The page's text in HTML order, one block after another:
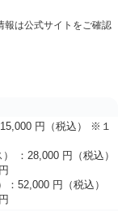
は公式サイトをご確認
円（税込） ※１
：28,000 円（税込）
52,000 円（税込）